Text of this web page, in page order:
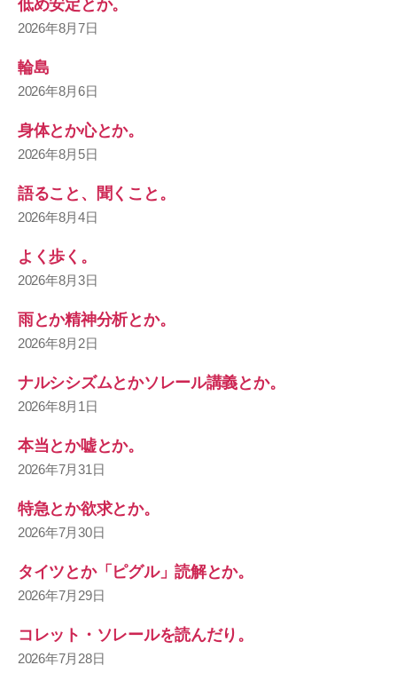
低め安定とか。
2026年8月7日
輪島
2026年8月6日
身体とか心とか。
2026年8月5日
語ること、聞くこと。
2026年8月4日
よく歩く。
2026年8月3日
雨とか精神分析とか。
2026年8月2日
ナルシシズムとかソレール講義とか。
2026年8月1日
本当とか嘘とか。
2026年7月31日
特急とか欲求とか。
2026年7月30日
タイツとか「ピグル」読解とか。
2026年7月29日
コレット・ソレールを読んだり。
2026年7月28日